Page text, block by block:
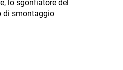
lo sgonfiatore del
di smontaggio